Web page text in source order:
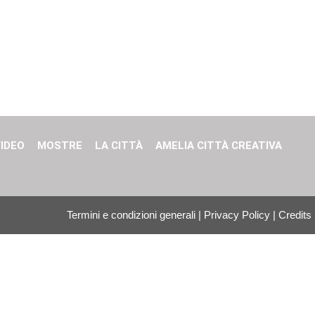
MOSTRE LA CITTÀ
AMELIA CITTÀ CREATIVA
Termini e condizioni generali | Privacy Policy | Credits